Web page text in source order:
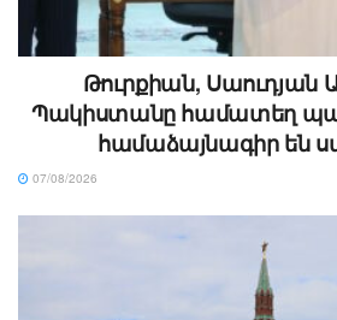
Թուրքիան, Սաուդյան
Պակիստանը համատեղ
համաձայնագիր են
07/08/2026